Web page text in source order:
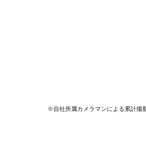
※自社所属カメラマンによる累計撮